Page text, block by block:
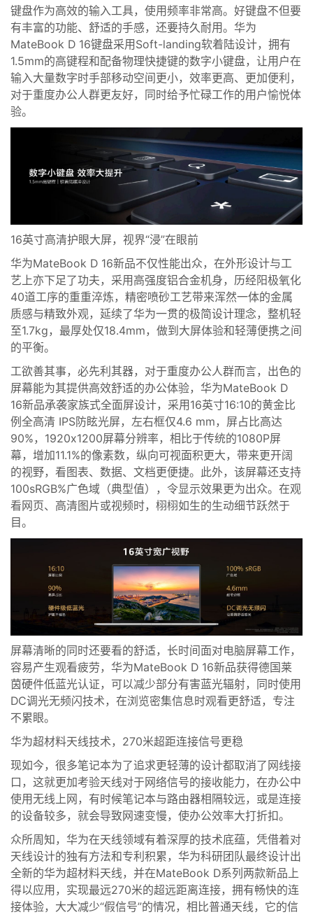
键盘作为高效的输入工具，使用频率非常高。好键盘不但要
有丰富的功能、舒适的手感， 还要持久耐用。 华为
MateBook D 16键盘采用Soft-landing软着陆设计，拥有
1.5mm的高键程和配备物理快捷键的数字小键盘，让用户在
输入大量数字时手部移动空间更小，效率更高、更加便利，
对于重度办公人群更友好，同时给予忙碌工作的用户愉悦体
验。
16英寸高清护眼大屏，视界“浸”在眼前
华为MateBook D 16新品不仅性能出众， 在外形设计与工
艺上亦下足了功夫， 采用高强度铝合金机身，历经阳极氧化
40道工序的重重淬炼，精密喷砂工艺带来浑然一体的金属
质感与精致外观， 延续了华为一贯的极简设计理念， 整机轻
至1.7kg，最厚处仅18.4mm，做到大屏体验和轻薄便携之间
的平衡。
工欲善其事，必先利其器，对于重度办公人群而言，出色的
屏幕能为其提供高效舒适的办公体验， 华为MateBook D
16新品承袭家族式全面屏设计，采用16英寸16:10的黄金比
例全高清 IPS防眩光屏，左右框仅4.6 mm，屏占比高达
90%， 1920x1200屏幕分辨率，相比于传统的1080P屏
幕，增加11.1%的像素数，纵向可视面积更大，带来更开阔
的视野，看图表、数据、文档更便捷。此外，该屏幕还支持
100sRGB%广色域（典型值），令显示效果更为出众。在观
看网页、高清图片或视频时，栩栩如生的生动细节跃然于
目。
屏幕清晰的同时还要看的舒适，长时间面对电脑屏幕工作，
容易产生观看疲劳，华为MateBook D 16新品获得德国莱
茵硬件低蓝光认证，可以减少部分有害蓝光辐射，同时使用
DC调光无频闪技术，在浏览密集信息时观看更舒适，专注
不累眼。
华为超材料天线技术，270米超距连接信号更稳
现如今，很多笔记本为了追求更轻薄的设计都取消了网线接
口， 这就更加考验天线对于 网络信号的接收能力，在办公中
使用无线上网，有时候笔记本与路由器相隔较远，或是连接
的设备较多，就会导致网速变慢，使办公效率大打折扣。
众所周知， 华为在天线领域有着深厚的技术底蕴，凭借着对
天线设计的独有方法和专利积累，华为科研团队最终设计出
全新的华为超材料天线，并在MateBook D系列两款新品上
得以应用，实现最远270米的超远距离连接，拥有畅快的连
接体验，大大减少“假信号”的情况， 相比普通天线，它的信